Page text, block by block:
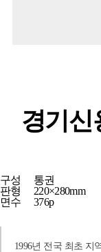
경기신
구성
통권
판형
220×280mm
면수
376p
1996년 전국 최초 지